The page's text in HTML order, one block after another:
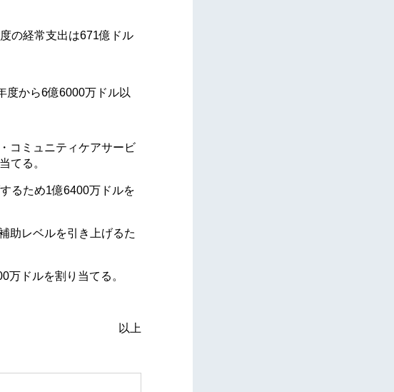
の経常支出は671億ドル
度から6億6000万ドル以
コミュニティケアサービ
てる。
るため1億6400万ドルを
助レベルを引き上げるた
万ドルを割り当てる。
以上